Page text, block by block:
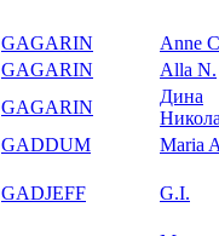
GAGARIN Anne
GAGARIN Alla N.
GAGARIN
Дина
GADDUM Maria
GADJEFF G.I.